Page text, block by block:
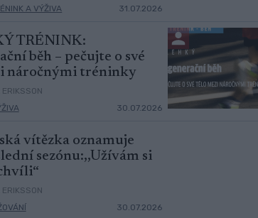
A VÝŽIVA 31.07.2026
TRÉNINK:
běh – pečujte o své
náročnými tréninky
30.07.2026
vítězka oznamuje
sezónu:,,Užívám si
30.07.2026